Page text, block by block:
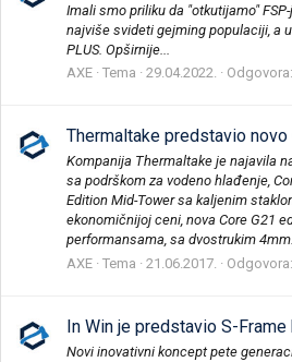
Imali smo priliku da "otkutijamo"
najviše svideti gejming populaciji, a
PLUS. Opširnije...
AXE Tema 29.04.2022.
Thermaltake predstavio
Kompanija Thermaltake je najavila
sa podrškom za vodeno hlađenje,
Edition Mid-Tower sa kaljenim
ekonomičnijoj ceni, nova Core G21
performansama, sa dvostrukim
AXE Tema 21.06.2017.
In Win je predstavio S-
Novi inovativni koncept pete